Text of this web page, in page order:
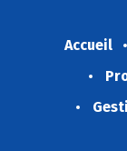
Accueil